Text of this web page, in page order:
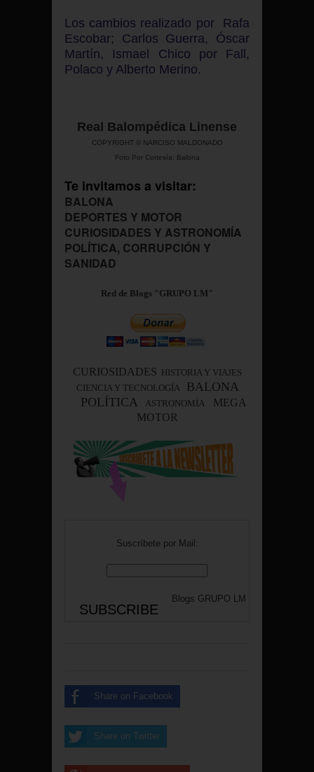
Los cambios realizado por Rafa
Escobar; Carlos Guerra, Óscar
Martín, Ismael Chico por Fall,
Polaco y Alberto Merino.
Real Balompédica Linense
COPYRIGHT © NARCISO MALDONADO
Foto Por Cortesía: Balona
Te invitamos a visitar:
BALONA
DEPORTES Y MOTOR
CURIOSIDADES Y ASTRONOMÍA
POLÍTICA, CORRUPCIÓN Y
SANIDAD
Red de Blogs "GRUPO LM"
CURIOSIDADES HISTORIA Y VIAJES
CIENCIA Y TECNOLOGÍA
BALONA
POLÍTICA
ASTRONOMÍA
MEGA
MOTOR
Suscríbete por Mail:
Blogs GRUPO LM
Share on Facebook
Share on Twitter